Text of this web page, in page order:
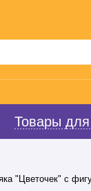
Товары
"Цветочек" с